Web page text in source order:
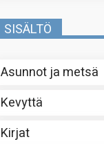
SISÄLTÖ
Asunnot ja metsä
Kevyttä
Kirjat